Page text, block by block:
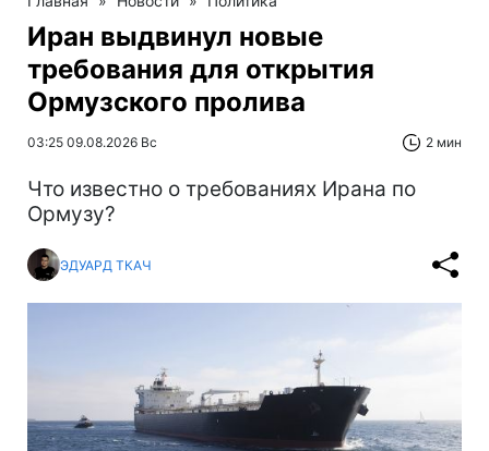
Иран выдвинул новые
требования для открытия
Ормузского пролива
03:25 09.08.2026 Вс 2 мин
Что известно о требованиях Ирана по
Ормузу?
ЭДУАРД ТКАЧ